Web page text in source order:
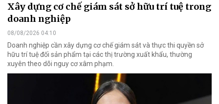
Xây dựng cơ chế giám sát sở hữu trí tuệ trong
doanh nghiệp
08/08/2026 04:10
Doanh nghiệp cần xây dựng cơ chế giám sát và thực thi quyền sở
hữu trí tuệ đối sản phẩm tại các thị trường xuất khẩu, thường
xuyên theo dõi nguy cơ xâm phạm.